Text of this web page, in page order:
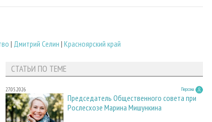
| Дмитрий Селин | Красноярский край
СТАТЬИ ПО ТЕМЕ
27.05.2026 Персона
Председатель Общественного совета при
Рослесхозе Марина Мишункина